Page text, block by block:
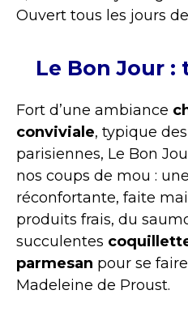
Ouvert tous les jours
Le Bon Jour :
Fort d’une ambiance
conviviale, typique
parisiennes, Le Bon
nos coups de mou :
réconfortante, faite
produits frais, du
succulentes
parmesan pour se
Madeleine de Proust.